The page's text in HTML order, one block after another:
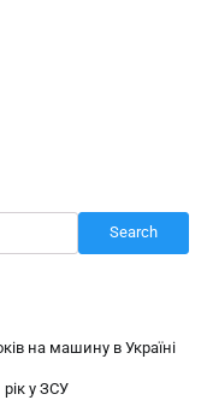
Search
на машину в Україні
у ЗСУ